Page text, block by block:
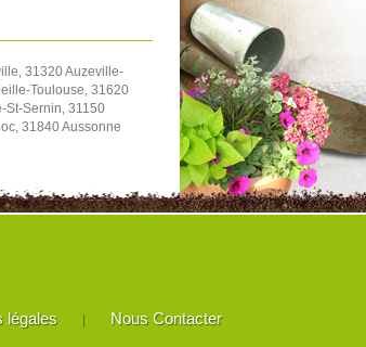
31320 Auzeville-
Toulouse, 31620
St-Sernin, 31150
31840 Aussonne
légales Nous Contacter